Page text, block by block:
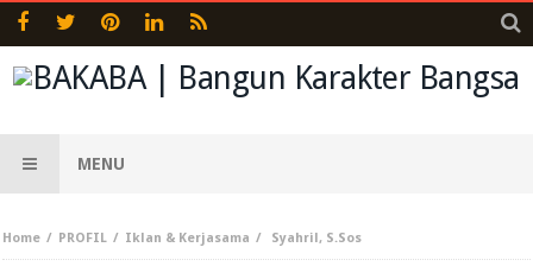
MENU
Home PROFIL Iklan & Kerjasama Syahril, S.Sos